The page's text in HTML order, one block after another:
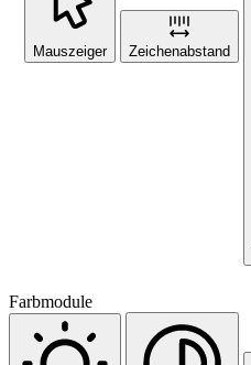
Mauszeiger Zeichenabstand
Farbmodule